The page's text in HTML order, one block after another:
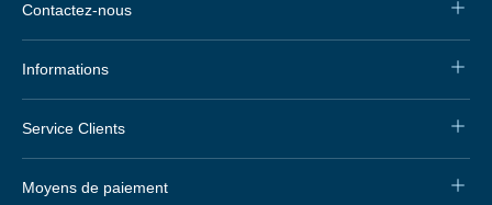
Contactez-nous
Informations
Service Clients
Moyens de paiement